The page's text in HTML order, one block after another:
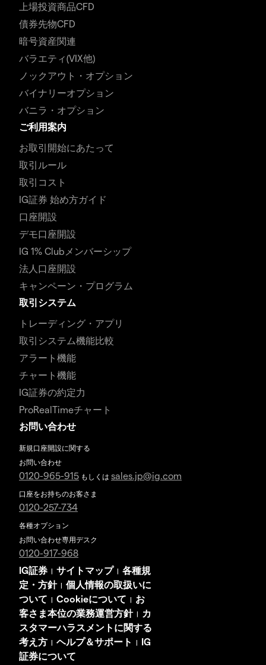
上場投資商品CFD
債券先物CFD
暗号資産関連
バラエティ(VIX他)
ノックアウト・オプション
バイナリーオプション
バニラ・オプション
ご利用案内
お取引開始にあたって
取引ルール
取引コスト
IG証券 始め方ガイド
口座開設
デモ口座開設
IG 1% Clubメンバーシップ
法人口座開設
キャンペーン・プログラム
取引システム
トレーディング・アプリ
取引システム機能比較
アラート機能
チャート機能
IG証券の約定力
ProRealTimeチャート
お問い合わせ
新規口座開設に関する
お問い合わせ
0120-965-915 もしくは sales.jp@ig.com
口座をお持ちのお客さま
0120-257-734
各種オプション
お問い合わせ専用デスク
0120-917-968
IG証券 | サイトマップ | 各種規
定・方針| 個人情報の取扱いに
ついて | Cookieについて | お
客さま本位の業務運営方針|
カ
スタマーハラスメントに関する
考え方 | ヘルプ＆サポート | IG
証券について